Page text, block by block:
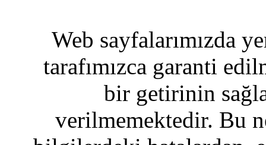
Web sayfalarımızda
tarafımızca garanti
bir getirinin
verilmemektedir. Bu